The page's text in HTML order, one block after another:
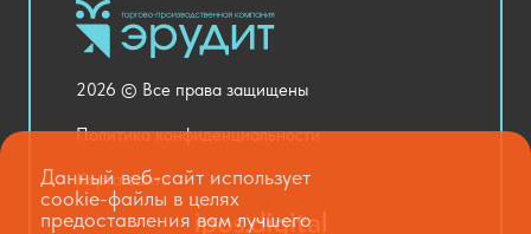
Медицинский кабинет
Национальные проекты
2026 © Все права защищены
Политика конфиденциальности
Карта сайта
Данный веб-сайт использует
cookie-файлы в целях
предоставления вам лучшего